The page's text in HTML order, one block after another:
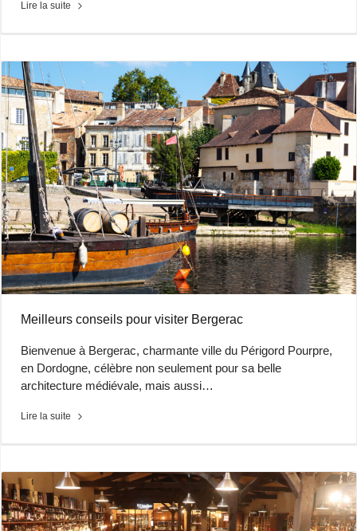
Lire la suite
Meilleurs conseils pour visiter Bergerac
Bienvenue à Bergerac, charmante ville du Périgord Pourpre,
en Dordogne, célèbre non seulement pour sa belle
architecture médiévale, mais aussi…
Lire la suite